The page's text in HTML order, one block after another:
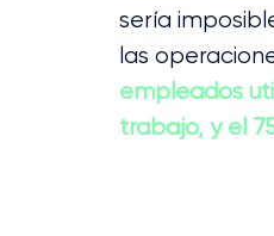
sería
las
empleados
trabajo, y el